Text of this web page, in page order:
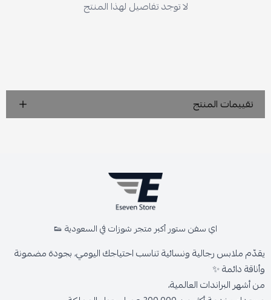
لا توجد تفاصيل لهذا المنتج
تقييمات المنتج
اي سفن ستور أكبر متجر شوزات في السعودية 👟
يقدّم ملابس رجالية ونسائية تناسب احتياجك اليومي، بجودة مضمونة
وأناقة دائمة ✨
من أشهر البراندات العالمية،